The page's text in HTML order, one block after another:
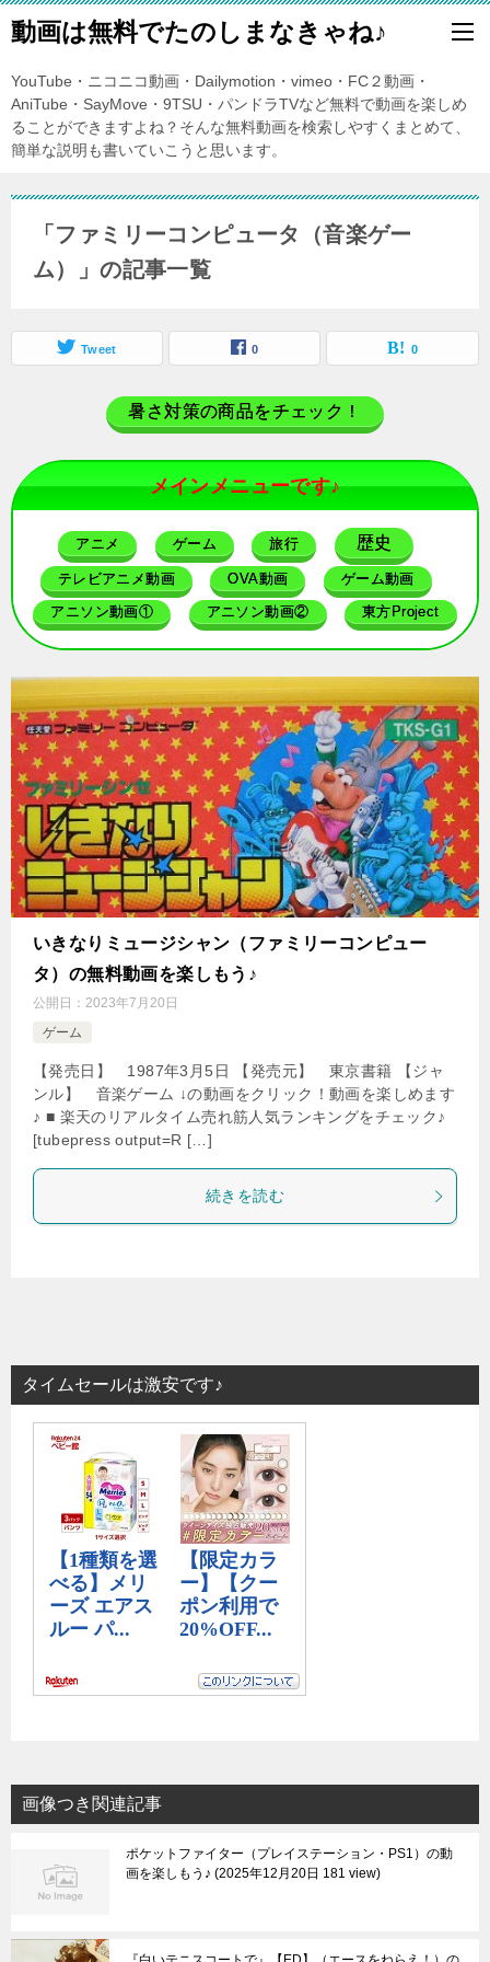
動画は無料でたのしまなきゃね♪
YouTube・ニコニコ動画・Dailymotion・vimeo・FC２動画・
AniTube・SayMove・9TSU・パンドラTVなど無料で動画を楽しめ
ることができますよね？そんな無料動画を検索しやすくまとめて、
簡単な説明も書いていこうと思います。
「ファミリーコンピュータ（音楽ゲー
ム）」の記事一覧
Tweet 0 0
暑さ対策の商品をチェック！
メインメニューです♪
アニメ ゲーム 旅行 歴史
テレビアニメ動画 OVA動画 ゲーム動画
アニソン動画① アニソン動画② 東方Project
いきなりミュージシャン（ファミリーコンピュー
タ）の無料動画を楽しもう♪
公開日： 2023年7月20日
ゲーム
【発売日】 1987年3月5日 【発売元】 東京書籍 【ジャ
ンル】 音楽ゲーム ↓の動画をクリック！動画を楽しめます
♪ ■ 楽天のリアルタイム売れ筋人気ランキングをチェック♪
[tubepress output=R […]
続きを読む
タイムセールは激安です♪
画像つき関連記事
ポケットファイター（プレイステーション・PS1）の動
画を楽しもう♪ 2025年12月20日 181 view